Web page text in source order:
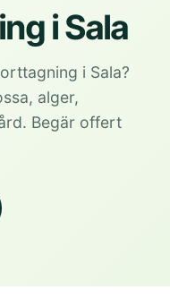
i Sala
i Sala?
alger,
Begär offert